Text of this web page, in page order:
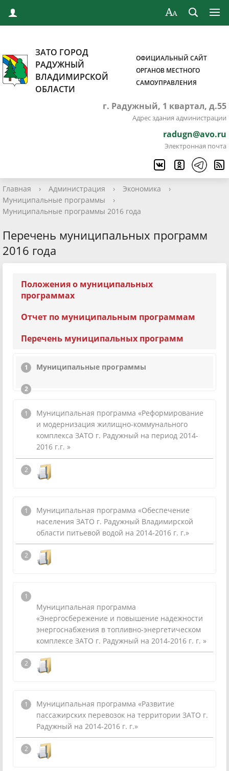
ЗАТО ГОРОД
РАДУЖНЫЙ
ВЛАДИМИРСКОЙ
ОБЛАСТИ
ОФИЦИАЛЬНЫЙ САЙТ
ОРГАНОВ МЕСТНОГО
САМОУПРАВЛЕНИЯ
г. Радужный, 1 квартал, д.55
Адрес здания администрации
radugn@avo.ru
Электронная почта
Главная › Администрация › Экономика
›
Муниципальные программы
›
Муниципальные программы 2016 года
Перечень муниципальных программ
2016 года
Положения о муниципальных
программах
Отчет по муниципальным программам
Перечень муниципальных программ
Муниципальные программы
Муниципальная программа «Реформирование
и модернизация жилищно-коммунального
комплекса ЗАТО г. Радужный на период 2014-
2016 г.г. »
Муниципальная программа «Обеспечение
населения ЗАТО г. Радужный Владимирской
области питьевой водой на 2014-2016 г. г.»
Муниципальная программа
«Энергосбережение и повышение надежности
энергоснабжения в топливно-энергетическом
комплексе ЗАТО г. Радужный на 2014-2016 г. г. »
Муниципальная программа «Развитие
пассажирских перевозок на территории ЗАТО г.
Радужный на 2014-2016 г. г.»